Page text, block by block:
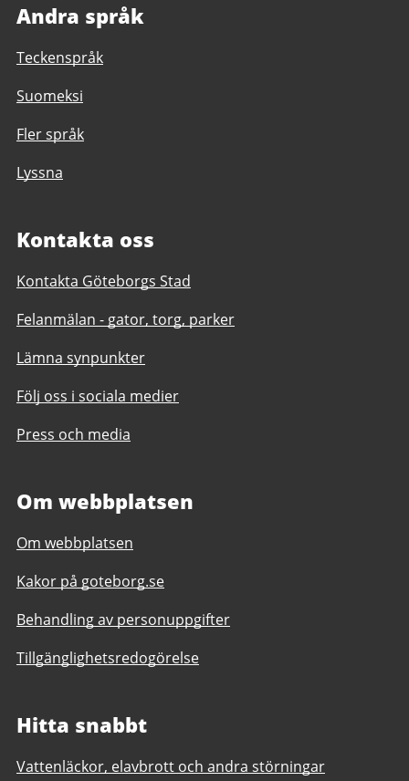
Andra språk
Teckenspråk
Suomeksi
Fler språk
Lyssna
Kontakta oss
Kontakta Göteborgs Stad
Felanmälan - gator, torg, parker
Lämna synpunkter
Följ oss i sociala medier
Press och media
Om webbplatsen
Om webbplatsen
Kakor på goteborg.se
Behandling av personuppgifter
Tillgänglighetsredogörelse
Hitta snabbt
Vattenläckor, elavbrott och andra störningar